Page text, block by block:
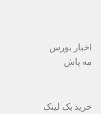
اخبار بورس
مه پاش
خرید بک لینک